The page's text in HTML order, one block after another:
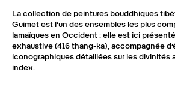
La collection de peintures bouddhiques
Guimet est l’un des ensembles les plus
lamaïques en Occident : elle est ici
exhaustive (416 thang-ka), accompagnée
iconographiques détaillées sur les divinités
index.